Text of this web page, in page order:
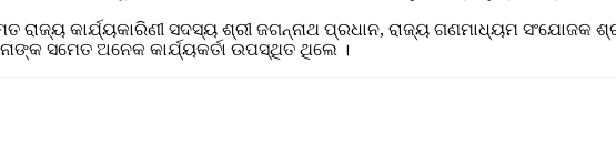
କାର୍ଯ୍ୟକାରିଣୀ ସଦସ୍ୟ ଶ୍ରୀ ଜଗନ୍ନାଥ ପ୍ରଧାନ, ରାଜ୍ୟ ଗଣମାଧ୍ୟମ ସଂଯୋଜକ
ସମେତ ଅନେକ କାର୍ଯ୍ୟକର୍ତା ଉପସ୍ଥିତ ଥିଲେ ।